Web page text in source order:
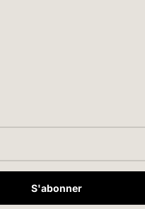
S'abonner